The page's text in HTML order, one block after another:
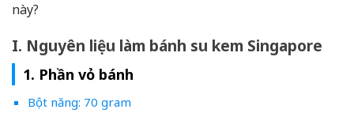
này?
I. Nguyên liệu làm bánh su kem Singapore
1. Phần vỏ bánh
Bột năng: 70 gram